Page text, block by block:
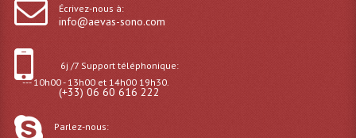
Changeurs De Couleurs
Effets LASERS
Écrivez-nous à:
info@aevas-sono.com
6j /7 Support téléphonique:
--- 10h00 - 13h00 et 14h00 19h30.
(+33) 06 60 616 222
Parlez-nous: